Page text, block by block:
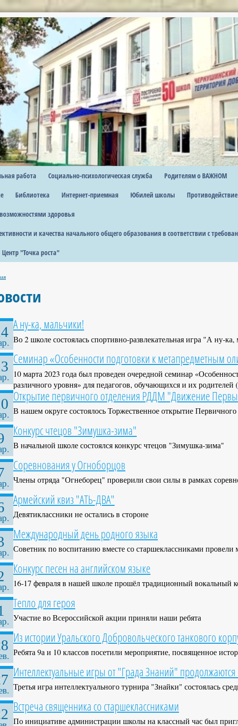
работа Социально-психологическая служба Родителям о ВАЖНОМ
Библиотека Интернет-приемная Юбилей школы
здоровья
и качества начального общего образования в соответствии с
Центр "Точка роста"
А ну-ка, мальчики!
Во 2 школе состоялась спортивно-развлекательная игра "А ну-
Семинар «Особенности подготовки к метапредметным
10 марта 2023 года был проведен очередной семинар
различного уровня» для педагогов, обучающихся и их родителей
Открытие первичного отделения РДДМ "Движение
В нашем округе состоялось Торжественное открытие
Конкурс чтецов "Зимушка-зима"
В начальной школе состоялся конкурс чтецов "Зимушка-зима"
Соревнования у Огноборцов
Члены отряда "Огнеборец" проверили свои силы в рамках
Армейский квиз "АТЬ-ДВА"
Девятиклассники не остались в стороне
Международный день родного языка
Советник по воспитанию вместе со старшеклассниками провели
Конкурс песен на английском языке
16-17 февраля в нашей школе прошёл традиционный вокальный
Тепло для героя
Участие во Всероссийской акции приняли наши ребята
Из истории Уральского Добровольческого танкового
Ребята 9а и 10 классов посетили мероприятие, посвященное
Интеллектуальные игры от "Града Знаний" продолжаются
Третья игра интеллектуального турнира "Знайки" состоялась
Встреча священника со старшеклассниками
По инициативе администрации школы на классный час был